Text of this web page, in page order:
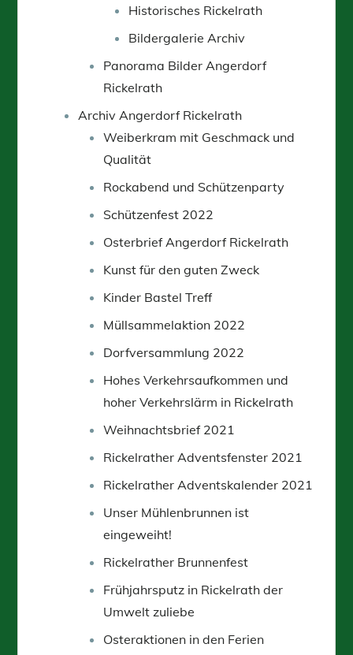
Historisches Rickelrath
Bildergalerie Archiv
Panorama Bilder Angerdorf
Rickelrath
Archiv Angerdorf Rickelrath
Weiberkram mit Geschmack und
Qualität
Rockabend und Schützenparty
Schützenfest 2022
Osterbrief Angerdorf Rickelrath
Kunst für den guten Zweck
Kinder Bastel Treff
Müllsammelaktion 2022
Dorfversammlung 2022
Hohes Verkehrsaufkommen und
hoher Verkehrslärm in Rickelrath
Weihnachtsbrief 2021
Rickelrather Adventsfenster 2021
Rickelrather Adventskalender 2021
Unser Mühlenbrunnen ist
eingeweiht!
Rickelrather Brunnenfest
Frühjahrsputz in Rickelrath der
Umwelt zuliebe
Osteraktionen in den Ferien